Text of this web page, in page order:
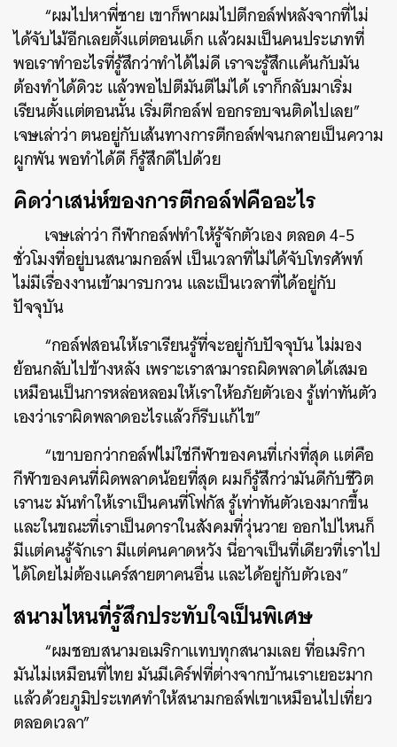
“ผมไปหาพี่ชาย เขาก็พาผมไปตีกอล์ฟหลังจากที่ไม่
ได้จับไม้อีกเลยตั้งแต่ตอนเด็ก แล้วผมเป็นคนประเภทที่
พอเราทำอะไรที่รู้สึกว่าทำได้ไม่ดี เราจะรู้สึกแค้นกับมัน
ต้องทำได้ดิวะ แล้วพอไปตีมันตีไม่ได้ เราก็กลับมาเริ่ม
เรียนตั้งแต่ตอนนั้น เริ่มตีกอล์ฟ ออกรอบจนติดไปเลย”
เจษเล่าว่า ตนอยู่กับเส้นทางการตีกอล์ฟจนกลายเป็นความ
ผูกพัน พอทำได้ดี ก็รู้สึกดีไปด้วย
คิดว่าเสน่ห์ของการตีกอล์ฟคืออะไร
เจษเล่าว่า กีฬากอล์ฟทำให้รู้จักตัวเอง ตลอด 4-5
ชั่วโมงที่อยู่บนสนามกอล์ฟ เป็นเวลาที่ไม่ได้จับโทรศัพท์
ไม่มีเรื่องงานเข้ามารบกวน และเป็นเวลาที่ได้อยู่กับ
ปัจจุบัน
“กอล์ฟสอนให้เราเรียนรู้ที่จะอยู่กับปัจจุบัน ไม่มอง
ย้อนกลับไปข้างหลัง เพราะเราสามารถผิดพลาดได้เสมอ
เหมือนเป็นการหล่อหลอมให้เราให้อภัยตัวเอง รู้เท่าทันตัว
เองว่าเราผิดพลาดอะไรแล้วก็รีบแก้ไข”
“เขาบอกว่ากอล์ฟไม่ใช่กีฬาของคนที่เก่งที่สุด แต่คือ
กีฬาของคนที่ผิดพลาดน้อยที่สุด ผมก็รู้สึกว่ามันดีกับชีวิต
เรานะ มันทำให้เราเป็นคนที่โฟกัส รู้เท่าทันตัวเองมากขึ้น
และในขณะที่เราเป็นดาราในสังคมที่วุ่นวาย ออกไปไหนก็
มีแต่คนรู้จักเรา มีแต่คนคาดหวัง นี่อาจเป็นที่เดียวที่เราไป
ได้โดยไม่ต้องแคร์สายตาคนอื่น และได้อยู่กับตัวเอง”
สนามไหนที่รู้สึกประทับใจเป็นพิเศษ
“ผมชอบสนามอเมริกาแทบทุกสนามเลย ที่อเมริกา
มันไม่เหมือนที่ไทย มันมีเคิร์ฟที่ต่างจากบ้านเราเยอะมาก
แล้วด้วยภูมิประเทศทำให้สนามกอล์ฟเขาเหมือนไปเที่ยว
ตลอดเวลา”